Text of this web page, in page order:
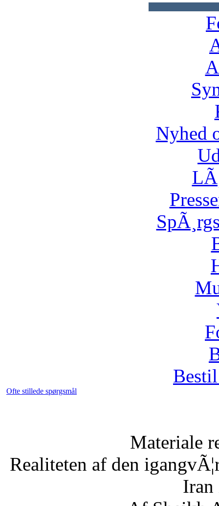
Nyhed
Ofte stillede spørgsmål
Materiale
Realiteten af den
Iran